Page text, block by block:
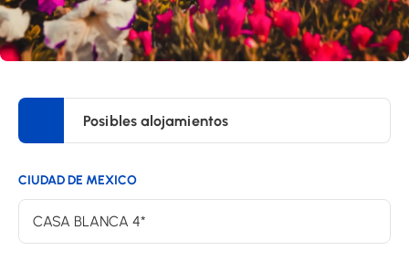
Posibles alojamientos
CIUDAD DE MEXICO
CASA BLANCA 4*